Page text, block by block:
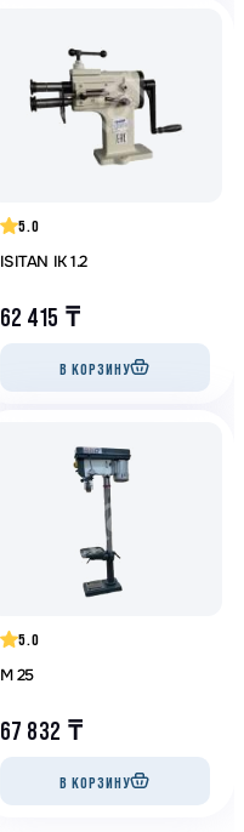
5.0
ISITAN IK 1.2
62 415 ₸
В КОРЗИНУ
5.0
M 25
67 832 ₸
В КОРЗИНУ